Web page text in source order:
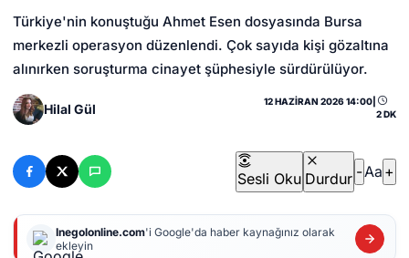
Türkiye'nin konuştuğu Ahmet Esen dosyasında Bursa
merkezli operasyon düzenlendi. Çok sayıda kişi gözaltına
alınırken soruşturma cinayet şüphesiyle sürdürülüyor.
Hilal Gül 12 HAZIRAN 2026 14:00
2 DK
Sesli Oku Durdur -Aa +
Inegolonline.com'i Google'da haber kaynağınız olarak
ekleyin